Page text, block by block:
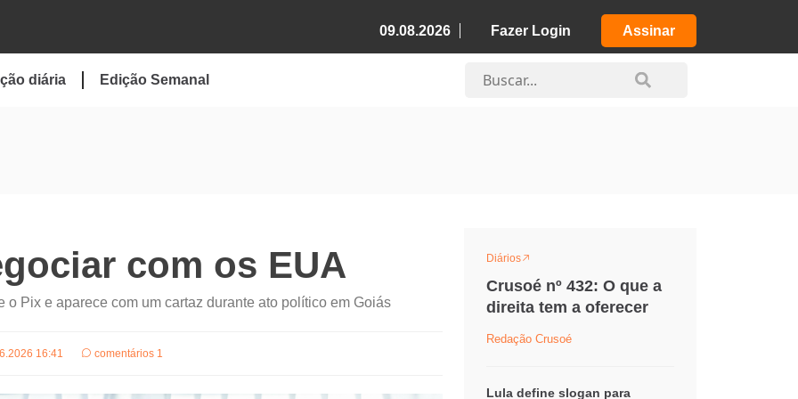
09.08.2026 Fazer Login Assinar
diária Edição Semanal
com os EUA
Pix e aparece com um cartaz durante ato político em Goiás
16:41 comentários 1
Diários
Crusoé nº 432: O que a
direita tem a oferecer
Redação Crusoé
Lula define slogan para